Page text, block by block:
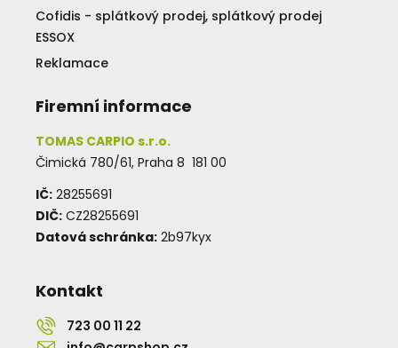
Cofidis - splátkový prodej, splátkový prodej
ESSOX
Reklamace
Firemní informace
TOMAS CARPIO s.r.o.
Čimická 780/61, Praha 8 181 00
IČ: 28255691
DIČ: CZ28255691
Datová schránka: 2b97kyx
Kontakt
723 00 11 22